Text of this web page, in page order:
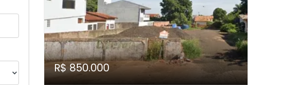
R$ 850.000